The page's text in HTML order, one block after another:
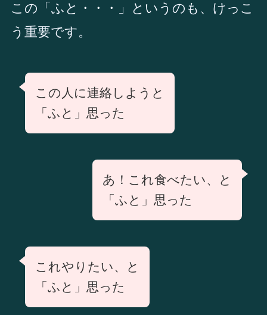
この「ふと・・・」というのも、けっこ
う重要です。
この人に連絡しようと
「ふと」思った
あ！これ食べたい、と
「ふと」思った
これやりたい、と
「ふと」思った